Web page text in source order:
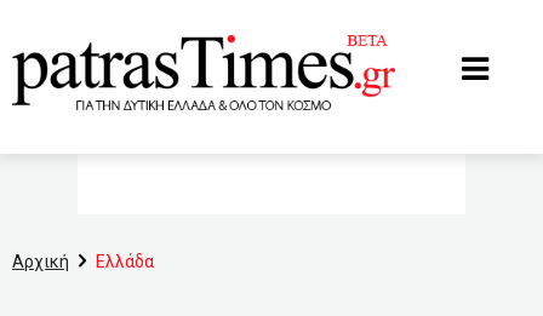
Αρχική Ελλάδα